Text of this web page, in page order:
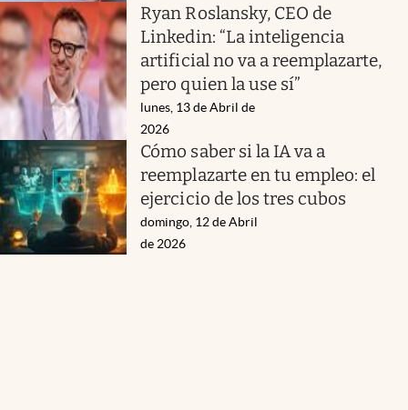
Ryan Roslansky, CEO de
Linkedin: “La inteligencia
artificial no va a reemplazarte,
pero quien la use sí”
lunes, 13 de Abril de
2026
Cómo saber si la IA va a
reemplazarte en tu empleo: el
ejercicio de los tres cubos
domingo, 12 de Abril
de 2026